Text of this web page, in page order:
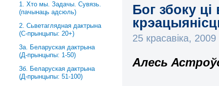
Бог збоку
25 красавіка, 2009
Алесь
1. Хто мы. Задачы. Сувязь.
(пачынаць адсюль)
2. Сьветаглядная дактрына
(С-прынцыпы: 20+)
3a. Беларуская дактрына
(Д-прынцыпы: 1-50)
3б. Беларуская дактрына
(Д-прынцыпы: 51-100)